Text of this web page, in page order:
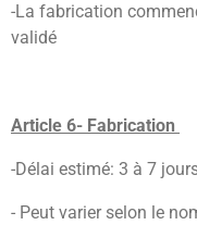
-La fabrication
validé
Article 6- Fabrication
-Délai estimé: 3 à 7
- Peut varier selon le